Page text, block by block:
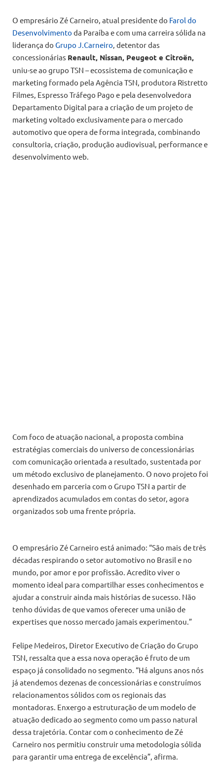
O empresário Zé Carneiro, atual presidente do Farol do
Desenvolvimento da Paraíba e com uma carreira sólida na
liderança do Grupo J.Carneiro, detentor das
concessionárias Renault, Nissan, Peugeot e Citroën,
uniu-se ao grupo TSN – ecossistema de comunicação e
marketing formado pela Agência TSN, produtora Ristretto
Filmes, Espresso Tráfego Pago e pela desenvolvedora
Departamento Digital para a criação de um projeto de
marketing voltado exclusivamente para o mercado
automotivo que opera de forma integrada, combinando
consultoria, criação, produção audiovisual, performance e
desenvolvimento web.
Com foco de atuação nacional, a proposta combina
estratégias comerciais do universo de concessionárias
com comunicação orientada a resultado, sustentada por
um método exclusivo de planejamento. O novo projeto foi
desenhado em parceria com o Grupo TSN a partir de
aprendizados acumulados em contas do setor, agora
organizados sob uma frente própria.
O empresário Zé Carneiro está animado: “São mais de três
décadas respirando o setor automotivo no Brasil e no
mundo, por amor e por profissão. Acredito viver o
momento ideal para compartilhar esses conhecimentos e
ajudar a construir ainda mais histórias de sucesso. Não
tenho dúvidas de que vamos oferecer uma união de
expertises que nosso mercado jamais experimentou.”
Felipe Medeiros, Diretor Executivo de Criação do Grupo
TSN, ressalta que a essa nova operação é fruto de um
espaço já consolidado no segmento. “Há alguns anos nós
já atendemos dezenas de concessionárias e construímos
relacionamentos sólidos com os regionais das
montadoras. Enxergo a estruturação de um modelo de
atuação dedicado ao segmento como um passo natural
dessa trajetória. Contar com o conhecimento de Zé
Carneiro nos permitiu construir uma metodologia sólida
para garantir uma entrega de excelência”, afirma.